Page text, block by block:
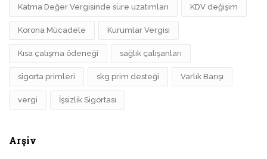
Katma Değer Vergisinde süre uzatımları KDV değişim
Korona Mücadele Kurumlar Vergisi
Kısa çalışma ödeneği sağlık çalışanları
sigorta primleri skg prim desteği Varlık Barışı
vergi İşsizlik Sigortası
Arşiv